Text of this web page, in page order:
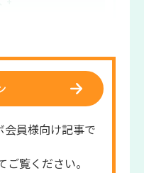
会員様向け記事で
覧ください。